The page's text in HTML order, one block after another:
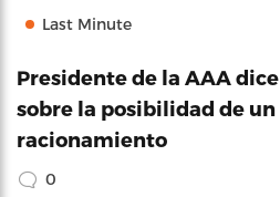
Last Minute
Presidente de la AAA
sobre la posibilidad de un
racionamiento
0